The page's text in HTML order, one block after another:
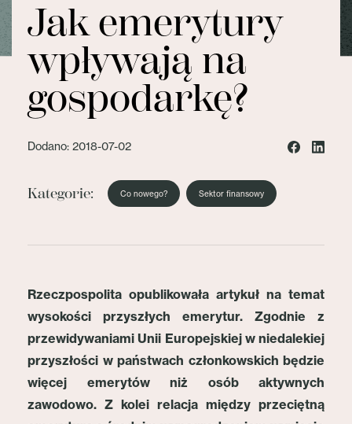
Jak emerytury
wpływają na
gospodarkę?
Dodano: 2018-07-02
Kategorie: Co nowego? Sektor finansowy
Rzeczpospolita opublikowała artykuł na temat
wysokości przyszłych emerytur. Zgodnie z
przewidywaniami Unii Europejskiej w niedalekiej
przyszłości w państwach członkowskich będzie
więcej emerytów niż osób aktywnych
zawodowo. Z kolei relacja między przeciętną